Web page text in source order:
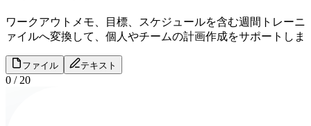
ワークアウトメモ、目標、スケジュールを含む週間トレー
ァイルへ変換して、個人やチームの計画作成をサポートしま
ファイル テキスト
0 / 20